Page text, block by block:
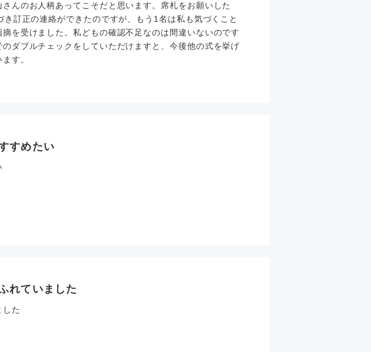
んのお人柄あってこそだと思います。席札をお願いした
訂正の連絡ができたのですが、もう1名は私も気づくこと
を受けました。私どもの確認不足なのは間違いないのです
ダブルチェックをしていただけますと、今後他の式を挙げ
す。
すめたい
れていました
た